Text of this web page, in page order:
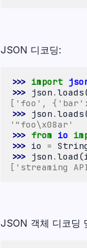
JSON 디코딩:
>>> import
>>>
json . loads
['foo', {'bar':
>>>
json . loads
'"foo\x08ar'
>>> from io
>>> io =
>>>
json . load (
['streaming
JSON 객체 디코딩